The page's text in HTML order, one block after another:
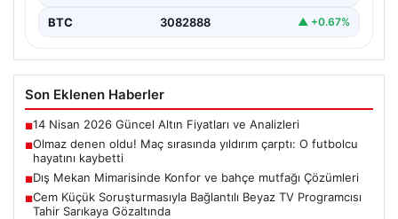
BTC 3082888 ▲ +0.67%
Son Eklenen Haberler
■14 Nisan 2026 Güncel Altın Fiyatları ve Analizleri
■Olmaz denen oldu! Maç sırasında yıldırım çarptı: O futbolcu
hayatını kaybetti
■Dış Mekan Mimarisinde Konfor ve bahçe mutfağı Çözümleri
■Cem Küçük Soruşturmasıyla Bağlantılı Beyaz TV Programcısı
Tahir Sarıkaya Gözaltında